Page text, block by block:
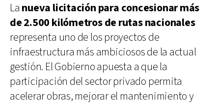
La nueva licitación para concesionar más
de 2.500 kilómetros de rutas nacionales
representa uno de los proyectos de
infraestructura más ambiciosos de la actual
gestión. El Gobierno apuesta a que la
participación del sector privado permita
acelerar obras, mejorar el mantenimiento y